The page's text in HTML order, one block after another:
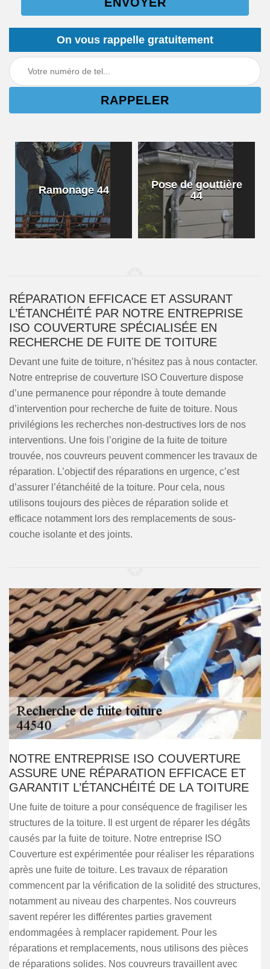
On vous rappelle gratuitement
Ramonage 44
Pose de gouttière
44
RÉPARATION EFFICACE ET ASSURANT
L’ÉTANCHÉITÉ PAR NOTRE ENTREPRISE
ISO COUVERTURE SPÉCIALISÉE EN
RECHERCHE DE FUITE DE TOITURE
Devant une fuite de toiture, n’hésitez pas à nous contacter.
Notre entreprise de couverture ISO Couverture dispose
d’une permanence pour répondre à toute demande
d’intervention pour recherche de fuite de toiture. Nous
privilégions les recherches non-destructives lors de nos
interventions. Une fois l’origine de la fuite de toiture
trouvée, nos couvreurs peuvent commencer les travaux de
réparation. L’objectif des réparations en urgence, c’est
d’assurer l’étanchéité de la toiture. Pour cela, nous
utilisons toujours des pièces de réparation solide et
efficace notamment lors des remplacements de sous-
couche isolante et des joints.
NOTRE ENTREPRISE ISO COUVERTURE
ASSURE UNE RÉPARATION EFFICACE ET
GARANTIT L’ÉTANCHÉITÉ DE LA TOITURE
Une fuite de toiture a pour conséquence de fragiliser les
structures de la toiture. Il est urgent de réparer les dégâts
causés par la fuite de toiture. Notre entreprise ISO
Couverture est expérimentée pour réaliser les réparations
après une fuite de toiture. Les travaux de réparation
commencent par la vérification de la solidité des structures,
notamment au niveau des charpentes. Nos couvreurs
savent repérer les différentes parties gravement
endommagées à remplacer rapidement. Pour les
réparations et remplacements, nous utilisons des pièces
de réparations solides. Nos couvreurs travaillent avec